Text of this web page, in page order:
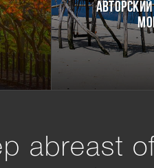
abreast of